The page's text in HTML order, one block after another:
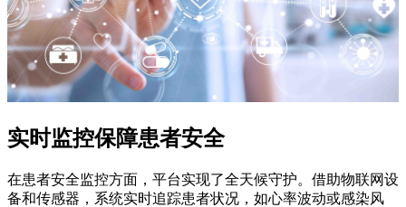
实时监控保障患者安全
在患者安全监控方面，平台实现了全天候守护。借助物联网设
备和传感器，系统实时追踪患者状况，如心率波动或感染风